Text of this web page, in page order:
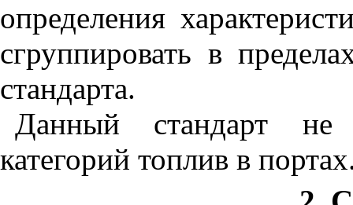
определения
сгруппировать в
стандарта.
Данный стандарт не
категорий топлив в